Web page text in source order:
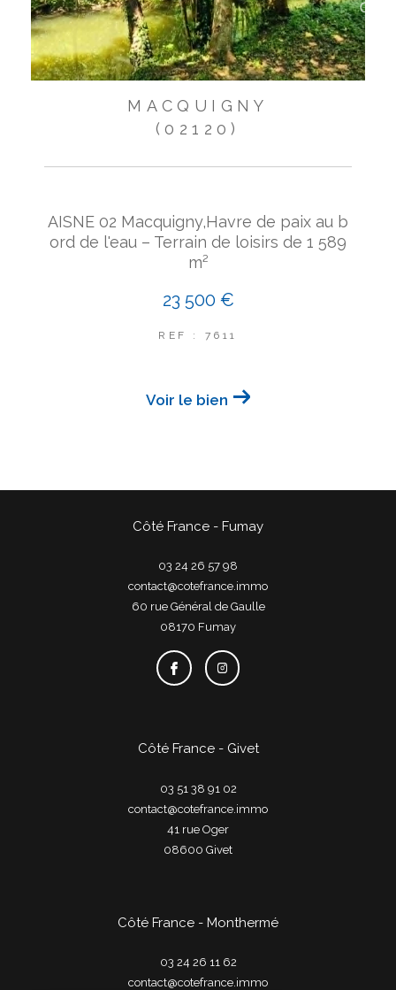
MACQUIGNY
(02120)
AISNE 02 Macquigny,Havre de paix au b
ord de l'eau – Terrain de loisirs de 1 589
m²
23 500 €
REF : 7611
Voir le bien
Côté France - Fumay
03 24 26 57 98
contact@cotefrance.immo
60 rue Général de Gaulle
08170
fumay
Côté France - Givet
03 51 38 91 02
contact@cotefrance.immo
41 rue Oger
08600
givet
Côté France - Monthermé
03 24 26 11 62
contact@cotefrance.immo